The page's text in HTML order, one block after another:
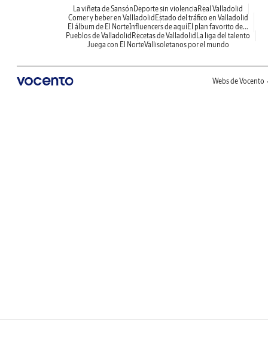
La viñeta de Sansón Deporte sin violencia Real Valladolid
Comer y beber en Vallladolid Estado del tráfico en Valladolid
El álbum de El NorteInfluencers de aquíEl plan favorito de...
Pueblos de Valladolid Recetas de Valladolid La liga del talento
Juega con El NorteVallisoletanos por el mundo
Webs de Vocento